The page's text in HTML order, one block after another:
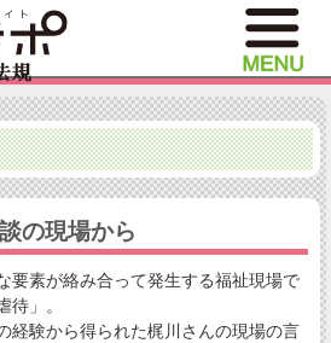
の現場から
要素が絡み合って発生する福祉現場で
待」。
経験から得られた梶川さんの現場の言